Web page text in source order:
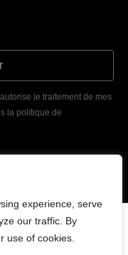
experience, serve
our traffic. By
use of cookies.
le traitement de mes
la politique de